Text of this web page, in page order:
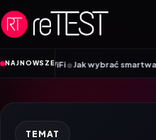
Przejdź do treści
NAJNOWSZE
WiFi•Jak wybrać smartwatch w
TEMAT